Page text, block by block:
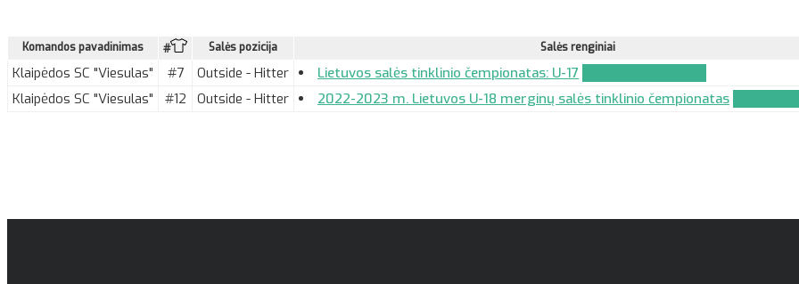
Komandos pavadinimas # Salės pozicija Salės renginiai
Klaipėdos SC "Viesulas" #7 Outside - Hitter Lietuvos salės tinklinio čempionatas: U-17
Klaipėdos SC "Viesulas"
#12 Outside - Hitter 2022-2023 m. Lietuvos U-18 merginų salės tinklinio čempionatas